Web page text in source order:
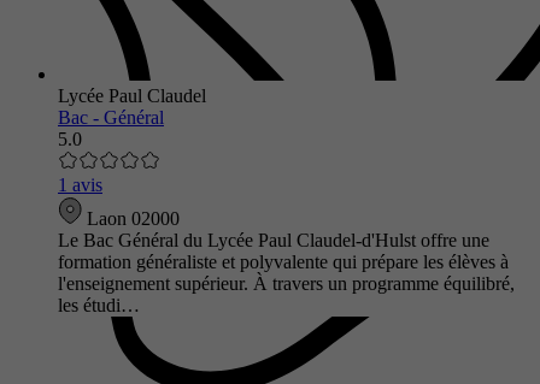
Lycée Paul Claudel
Bac - Général
5.0
1 avis
Laon 02000
Le Bac Général du Lycée Paul Claudel-d'Hulst offre une
formation généraliste et polyvalente qui prépare les élèves à
l'enseignement supérieur. À travers un programme équilibré,
les étudi…